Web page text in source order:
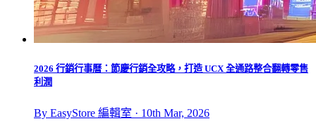
2026 行銷行事曆：節慶行銷全攻略，打造 UCX 全通路整合翻轉零售
利潤
By EasyStore 編輯室 · 10th Mar, 2026